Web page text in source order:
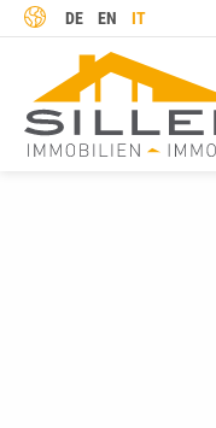
LINGUA
DE EN IT